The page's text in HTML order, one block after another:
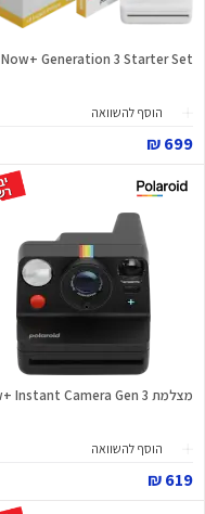
Now+ Generation 3 Starter Set
הוסף להשוואה
699 ₪
מצלמת Now+ Instant Camera Gen 3
הוסף להשוואה
619 ₪